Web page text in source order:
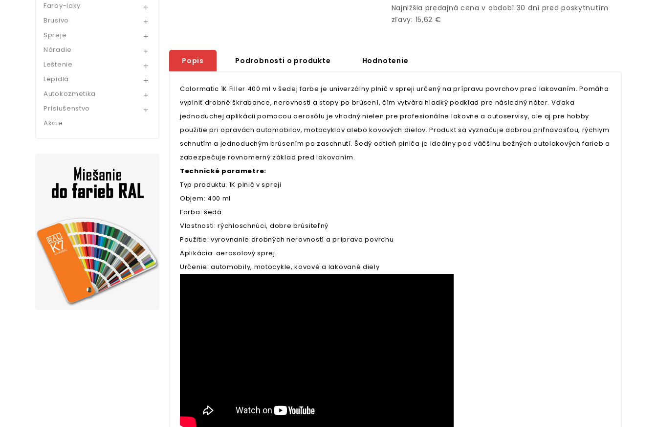
Farby-laky 
Brusivo 
Spreje 
Náradie 
Leštenie 
Lepidlá 
Autokozmetika 
Príslušenstvo 
Akcie
Najnižšia predajná cena v období 30 dní pred poskytnutím
zľavy: 15,62 €
Popis Podrobnosti o produkte Hodnotenie
Colormatic 1K Filler 400 ml v šedej farbe je univerzálny plnič v spreji určený na prípravu povrchov pred lakovaním. Pomáha
vyplniť drobné škrabance, nerovnosti a stopy po brúsení, čím vytvára hladký podklad pre následný náter. Vďaka
jednoduchej aplikácii pomocou aerosólu je vhodný nielen pre profesionálne lakovne a autoservisy, ale aj pre hobby
použitie pri opravách automobilov, motocyklov alebo kovových dielov. Produkt sa vyznačuje dobrou priľnavosťou, rýchlym
schnutím a jednoduchým brúsením po zaschnutí. Šedý odtieň plniča je ideálny pod väčšinu bežných autolakových farieb a
zabezpečuje rovnomerný základ pred lakovaním.
Technické parametre:
Typ produktu: 1K plnič v spreji
Objem: 400 ml
Farba: šedá
Vlastnosti: rýchloschnúci, dobre brúsiteľný
Použitie: vyrovnanie drobných nerovností a príprava povrchu
Aplikácia: aerosolový sprej
Určenie: automobily, motocykle, kovové a lakované diely